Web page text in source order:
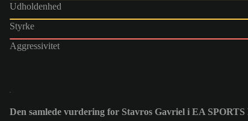
Udholdenhed
Styrke
Aggressivitet
Den samlede vurdering for Stavros Gavriel i EA